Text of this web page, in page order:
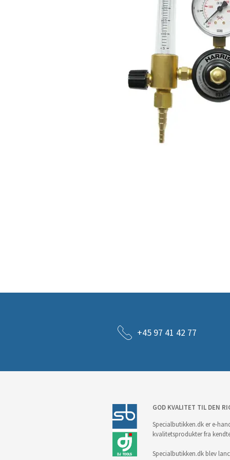
+45 97 41 42 77
GOD KVALITET TIL DEN
Specialbutikken.dk er e-
kvalitetsprodukter fra
Specialbutikken.dk blev